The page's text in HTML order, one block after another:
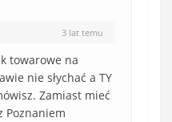
3 lat temu
towarowe na
nie słychać a TY
Zamiast mieć
Poznaniem